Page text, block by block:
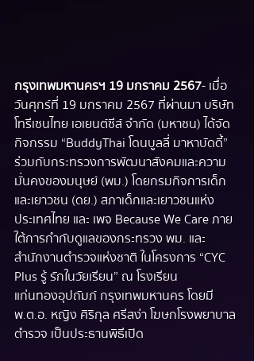
กรุงเทพมหานครฯ 19 มกราคม 2567 - เมื่อ
วันศุกร์ที่ 19 มกราคม 2567 ที่ผ่านมา บริษัท
โทรีเซนไทย เอเยนต์ซีส์ จำกัด (มหาชน) ได้จัด
กิจกรรม “BuddyThai โดนบูลลี่ มาหาบัดดี้”
ร่วมกับกระทรวงการพัฒนาสังคมและความ
มั่นคงของมนุษย์ (พม.) โดยกรมกิจการเด็ก
และเยาวชน (ดย.) สภาเด็กและเยาวชนแห่ง
ประเทศไทย และ เพจ Because We Care ภาย
ใต้การกำกับดูแลของกระทรวง พม. และ
สำนักงานตำรวจแห่งชาติ ในโครงการ “CYC
Plus รู้ รักในวัยเรียน” ณ โรงเรียน
แก่นทองอุปถัมภ์ กรุงเทพมหานคร โดยมี
พ.ต.อ. หญิง ศิริกุล ศรีสง่า โฆษกโรงพยาบาล
ตำรวจ เป็นประธานพิธีเปิด